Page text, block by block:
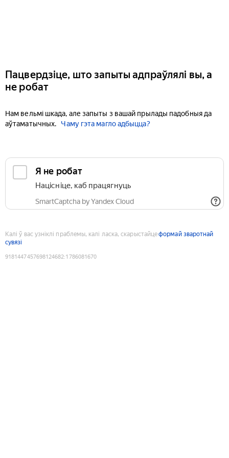
Пацвердзіце, што запыты адпраўлялі вы, а
не робат
Нам вельмі шкада, але запыты з вашай прылады падобныя да
аўтаматычных.
Чаму гэта магло адбыцца?
Я не робат
Націсніце, каб працягнуць
SmartCaptcha by Yandex Cloud
Калі ў вас узніклі праблемы, калі ласка, скарыстайцеформай зваротнай
сувязі
9181447457698124682:1786081670